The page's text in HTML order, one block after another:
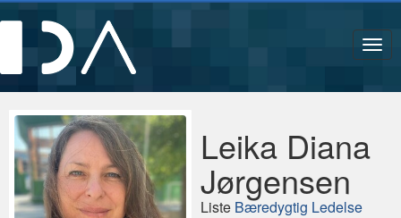
Leika Diana
Jørgensen
Liste Bæredygtig Ledelse